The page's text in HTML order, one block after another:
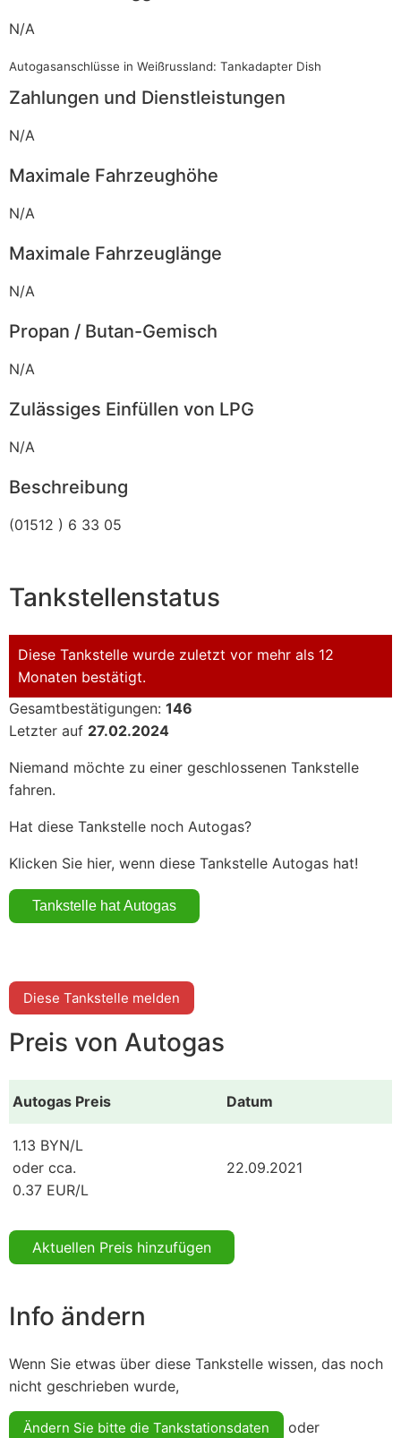
N/A
Autogasanschlüsse in Weißrussland: Tankadapter Dish
Zahlungen und Dienstleistungen
N/A
Maximale Fahrzeughöhe
N/A
Maximale Fahrzeuglänge
N/A
Propan / Butan-Gemisch
N/A
Zulässiges Einfüllen von LPG
N/A
Beschreibung
(01512 ) 6 33 05
Tankstellenstatus
Diese Tankstelle wurde zuletzt vor mehr als 12
Monaten bestätigt.
Gesamtbestätigungen: 146
Letzter auf 27.02.2024
Niemand möchte zu einer geschlossenen Tankstelle
fahren.
Hat diese Tankstelle noch Autogas?
Klicken Sie hier, wenn diese Tankstelle Autogas hat!
Diese Tankstelle melden
Preis von Autogas
Autogas Preis Datum
1.13 BYN/L
oder cca.
0.37 EUR/L
22.09.2021
Aktuellen Preis hinzufügen
Info ändern
Wenn Sie etwas über diese Tankstelle wissen, das noch
nicht geschrieben wurde,
Ändern Sie bitte die Tankstationsdaten
oder